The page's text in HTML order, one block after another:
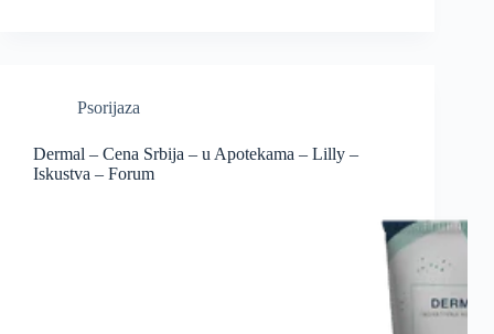
Psorijaza
Dermal – Cena Srbija – u Apotekama – Lilly –
Iskustva – Forum